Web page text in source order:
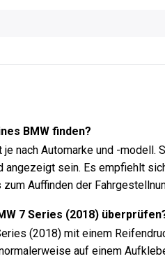
BMW finden?
nach Automarke und -modell.
sein. Es empfiehlt
Auffinden der
7 Series (2018)
(2018) mit einem
auf einem